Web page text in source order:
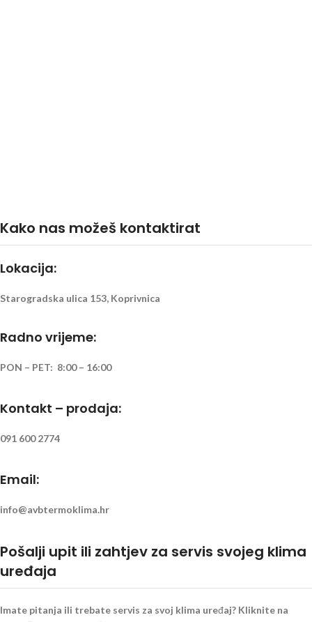
Kako nas možeš kontaktirat
Lokacija:
Starogradska ulica 153, Koprivnica
Radno vrijeme:
PON – PET: 8:00 – 16:00
Kontakt – prodaja:
091 600 2774
Email:
info@avbtermoklima.hr
Pošalji upit ili zahtjev za servis svojeg klima
uređaja
Imate pitanja ili trebate servis za svoj klima uređaj? Kliknite na